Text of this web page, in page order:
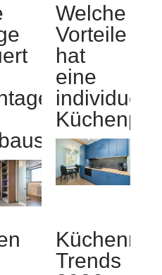
Welche
Vorteile
hat
eine
Trends